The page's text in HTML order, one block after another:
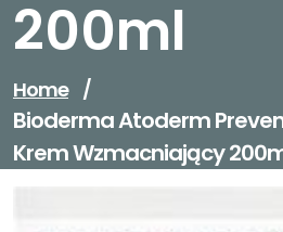
200ml
Home /
Bioderma Atoderm
Krem Wzmacniający